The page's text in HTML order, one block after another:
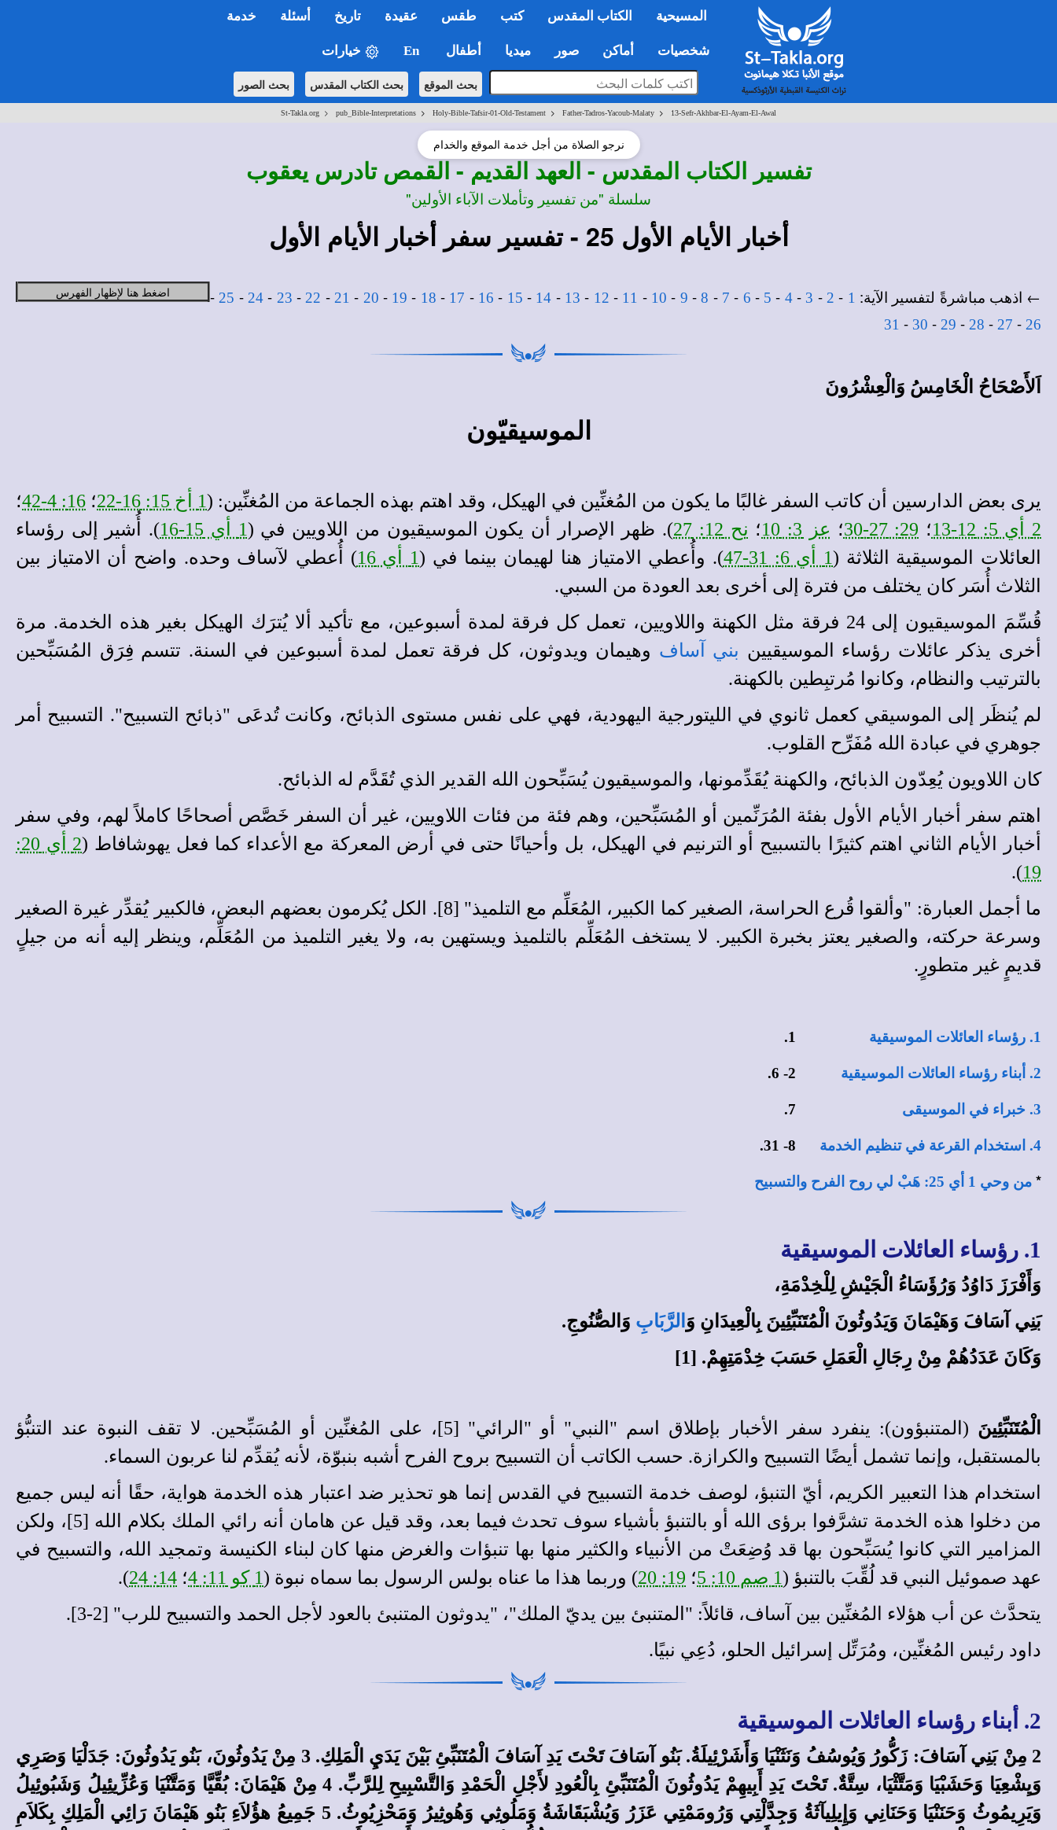
المسيحية الكتاب المقدس كتب طقس عقيدة تاريخ أسئلة خدمة
شخصيات أماكن صور ميديا أطفال En خيارات
بحث الموقع بحث الكتاب المقدس بحث الصور
St-Takla.org > pub_Bible-Interpretations > Holy-Bible-Tafsir-01-Old-Testament > Father-Tadros-Yacoub-Malaty > 13-Sefr-Akhbar-El-Ayam-El-Awal
نرجو الصلاة من أجل خدمة الموقع والخدام
تفسير الكتاب المقدس - العهد القديم - القمص تادرس يعقوب
سلسلة "من تفسير وتأملات الآباء الأولين"
أخبار الأيام الأول 25 - تفسير سفر أخبار الأيام الأول
اضغط هنا لإظهار الفهرس ← اذهب مباشرةً لتفسير الآية: 1
-
2
-
3
-
4
-
5
-
6
-
7
-
8
-
9
-
10
-
11
-
12
-
13
-
14
-
15
-
16
-
17
-
18
-
19
-
20
-
21
-
22
-
23
-
24
-
25
-
26
-
27
-
28
-
29
-
30
-
31
اَلأَصْحَاحُ الْخَامِسُ وَالْعِشْرُونَ
الموسيقيّون
يرى بعض الدارسين أن كاتب السفر غالبًا ما يكون من المُغنِّين في الهيكل، وقد اهتم بهذه الجماعة من المُغنِّين: (1 أخ 15: 16-22 ؛ 16: 4-42
؛
2 أي 5: 12-13
؛ 29: 27-30 ؛ عز 3: 10 ؛ نح 12: 27 ). ظهر الإصرار أن يكون الموسيقيون من اللاويين في (1 أي 15-16
). أُشير إلى رؤساء
العائلات الموسيقية الثلاثة (1 أي 6: 31-47 ). وأُعطي الامتياز هنا لهيمان بينما في (1 أي 16
) أُعطي لآساف وحده. واضح أن الامتياز بين
الثلاث أُسَر كان يختلف من فترة إلى أخرى بعد العودة من السبي.
قُسِّمَ الموسيقيون إلى 24 فرقة مثل الكهنة واللاويين، تعمل كل فرقة لمدة أسبوعين، مع تأكيد ألا يُترَك الهيكل بغير هذه الخدمة. مرة
أخرى يذكر عائلات رؤساء الموسيقيين بني آساف وهيمان ويدوثون، كل فرقة تعمل لمدة أسبوعين في السنة. تتسم فِرَق المُسَبِّحين
بالترتيب والنظام، وكانوا مُرتبِطين بالكهنة.
لم يُنظَر إلى الموسيقي كعمل ثانوي في الليتورجية اليهودية، فهي على نفس مستوى الذبائح، وكانت تُدعَى "ذبائح التسبيح". التسبيح أمر
جوهري في عبادة الله مُفَرِّح القلوب.
كان اللاويون يُعِدّون الذبائح، والكهنة يُقَدِّمونها، والموسيقيون يُسَبِّحون الله القدير الذي تُقَدَّم له الذبائح.
اهتم سفر أخبار الأيام الأول بفئة المُرَنِّمين أو المُسَبِّحين، وهم فئة من فئات اللاويين، غير أن السفر خَصَّص أصحاحًا كاملاً لهم، وفي سفر
أخبار الأيام الثاني اهتم كثيرًا بالتسبيح أو الترنيم في الهيكل، بل وأحيانًا حتى في أرض المعركة مع الأعداء كما فعل يهوشافاط (
2 أي 20:
19
).
ما أجمل العبارة: "وألقوا قُرع الحراسة، الصغير كما الكبير، المُعَلِّم مع التلميذ" [8]. الكل يُكرمون بعضهم البعض، فالكبير يُقدِّر غيرة الصغير
وسرعة حركته، والصغير يعتز بخبرة الكبير. لا يستخف المُعَلِّم بالتلميذ ويستهين به، ولا يغير التلميذ من المُعَلِّم، وينظر إليه أنه من جيلٍ
قديمٍ غير متطورٍ.
1. رؤساء العائلات الموسيقية 1.
2. أبناء رؤساء العائلات الموسيقية 2- 6.
3. خبراء في الموسيقى 7.
4. استخدام القرعة في تنظيم الخدمة 8- 31.
* من وحي 1 أي 25: هَبْ لي روح الفرح والتسبيح
1. رؤساء العائلات الموسيقية
وَأَفْرَزَ دَاوُدُ وَرُؤَسَاءُ الْجَيْشِ لِلْخِدْمَةِ،
بَنِي آسَافَ وَهَيْمَانَ وَيَدُوثُونَ الْمُتَنَبِّئِينَ بِالْعِيدَانِ وَ الرَّبَابِ وَالصُّنُوجِ.
وَكَانَ عَدَدُهُمْ مِنْ رِجَالِ الْعَمَلِ حَسَبَ خِدْمَتِهِمْ. [1]
الْمُتَنَبِّئِينَ
(المتنبؤون): ينفرد سفر الأخبار بإطلاق اسم "النبي" أو "الرائي" [5]، على المُغنِّين أو المُسَبِّحين. لا تقف النبوة عند التنبُّؤ
بالمستقبل، وإنما تشمل أيضًا التسبيح والكرازة. حسب الكاتب أن التسبيح بروح الفرح أشبه بنبوّة، لأنه يُقدِّم لنا عربون السماء.
استخدام هذا التعبير الكريم، أيّ التنبؤ، لوصف خدمة التسبيح في القدس إنما هو تحذير ضد اعتبار هذه الخدمة هواية، حقًا أنه ليس جميع
من دخلوا هذه الخدمة تشرَّفوا برؤى الله أو بالتنبؤ بأشياء سوف تحدث فيما بعد، وقد قيل عن هامان أنه رائي الملك بكلام الله [5]، ولكن
المزامير التي كانوا يُسَبِّحون بها قد وُضِعَتْ من الأنبياء والكثير منها بها تنبؤات والغرض منها كان لبناء الكنيسة وتمجيد الله، والتسبيح في
عهد صموئيل النبي قد لُقِّبَ بالتنبؤ (1 صم 10: 5 ؛ 19: 20 ) وربما هذا ما عناه بولس الرسول بما سماه نبوة (1 كو 11: 4 ؛ 14: 24
).
يتحدَّث عن أب هؤلاء المُغنِّين بين آساف، قائلاً: "المتنبئ بين يديّ الملك"، "يدوثون المتنبئ بالعود لأجل الحمد والتسبيح للرب" [2-3].
داود رئيس المُغنِّين، ومُرَتِّل إسرائيل الحلو، دُعِي نبيًا.
2. أبناء رؤساء العائلات الموسيقية
2 مِنْ بَنِي آسَافَ: زَكُّورُ وَيُوسُفُ وَنَثَنْيَا وَأَشَرْئِيلَةُ. بَنُو آسَافَ تَحْتَ يَدِ آسَافَ الْمُتَنَبِّئِ بَيْنَ يَدَيِ الْمَلِكِ. 3 مِنْ يَدُوثُونَ، بَنُو يَدُوثُونَ: جَدَلْيَا وَصَرِي
وَيِشْعِيَا وَحَشَبْيَا وَمَتَّثْيَا، سِتَّةٌ. تَحْتَ يَدِ أَبِيهِمْ يَدُوثُونَ الْمُتَنَبِّئِ بِالْعُودِ لأَجْلِ الْحَمْدِ وَالتَّسْبِيحِ لِلرَّبِّ. 4 مِنْ هَيْمَانَ: بُقِّيَّا وَمَتَّنْيَا وَعُزِّيئِيلُ وَشَبُوئِيلُ
وَيَرِيمُوثُ وَحَنَنْيَا وَحَنَانِي وَإِيلِيآثَةُ وَجِدَّلْتِي وَرُومَمْتِي عَزَرُ وَيُشْبَقَاشَةُ وَمَلُوثِي وَهُوثِيرُ وَمَحْزِيُوثُ. 5 جَمِيعُ هؤُلاَءِ بَنُو هَيْمَانَ رَائِي الْمَلِكِ بِكَلاَمِ